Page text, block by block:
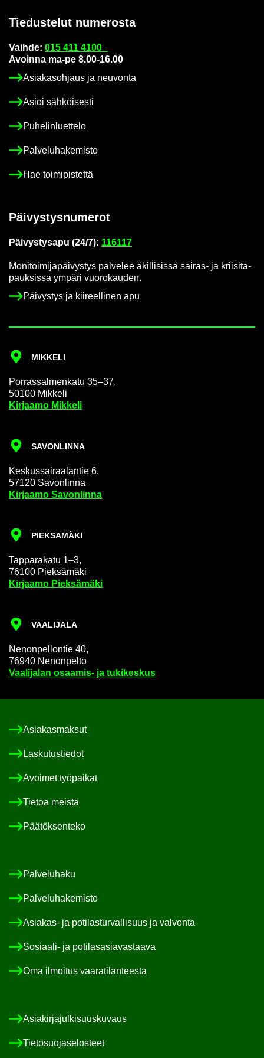
Tie­dus­te­lut nu­me­ros­ta
Vaih­de: 015 411 4100
Avoin­na ma-pe 8.00-16.00
Asia­kas­oh­jaus ja neu­von­ta
Asioi säh­köi­ses­ti
Pu­he­lin­luet­te­lo
Pal­ve­lu­ha­ke­mis­to
Hae toi­mi­pis­tet­tä
Päi­vys­tys­nu­me­rot
Päi­vys­tys­a­pu (24/7): 116117
Mo­ni­toi­mi­ja­päi­vys­tys pal­ve­lee äkil­li­sis­sä sairas-​ ja krii­si­ta­
pauk­sis­sa ym­pä­ri vuo­ro­kau­den.
Päi­vys­tys ja kii­reel­li­nen apu
MIK­KE­LI
Por­ras­sal­men­ka­tu 35–37,
50100 Mik­ke­li
Kir­jaa­mo Mik­ke­li
SA­VON­LIN­NA
Kes­kus­sai­raa­lan­tie 6,
57120 Sa­von­lin­na
Kir­jaa­mo Sa­von­lin­na
PIEK­SA­MÄ­KI
Tap­pa­ra­ka­tu 1–3,
76100 Piek­sä­mä­ki
Kir­jaa­mo Piek­sä­mä­ki
VAA­LI­JA­LA
Ne­non­pel­lon­tie 40,
76940 Ne­non­pel­to
Vaa­li­ja­lan osaamis-​ ja tu­ki­kes­kus
Asia­kas­mak­sut
Las­ku­tus­tie­dot
Avoi­met työ­pai­kat
Tie­toa meis­tä
Pää­tök­sen­te­ko
Pal­ve­lu­ha­ku
Pal­ve­lu­ha­ke­mis­to
Asiakas-​ ja po­ti­las­tur­val­li­suus ja val­von­ta
Sosiaali-​ ja po­ti­las­asia­vas­taa­va
Oma il­moi­tus vaa­ra­ti­lan­tees­ta
Asia­kir­ja­jul­ki­suus­ku­vaus
Tie­to­suo­ja­se­los­teet